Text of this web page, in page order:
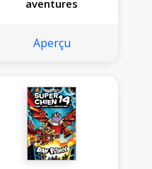
aventures
Aperçu